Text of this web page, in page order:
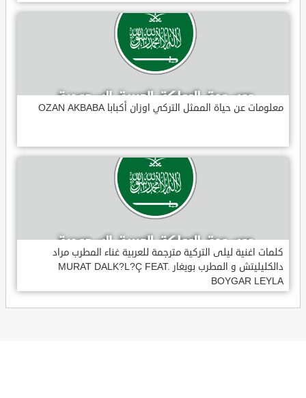
معلومات عن حياة الممثل التركي اوزان أكبابا OZAN AKBABA
كلمات اغنية ليلى التركية مترجمة للعربية غناء المطرب مراد
دالكليليتش و المطرب بويغار MURAT DALK?L?Ç FEAT.
BOYGAR LEYLA